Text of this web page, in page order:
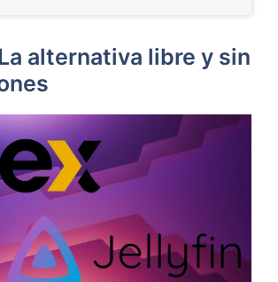
alternativa libre y sin